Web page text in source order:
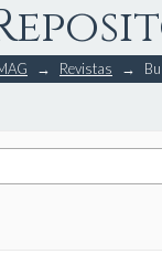
→ Revistas →